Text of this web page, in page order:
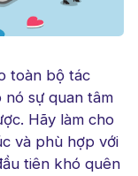
toàn bộ tác
nó sự quan tâm
Hãy làm cho
và phù hợp với
tiên khó quên